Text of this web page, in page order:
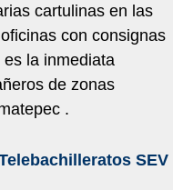
cartulinas en las
con consignas
la inmediata
de zonas
.
SEV